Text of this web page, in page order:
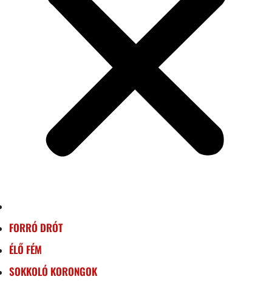
FORRÓ DRÓT
ÉLŐ FÉM
SOKKOLÓ KORONGOK